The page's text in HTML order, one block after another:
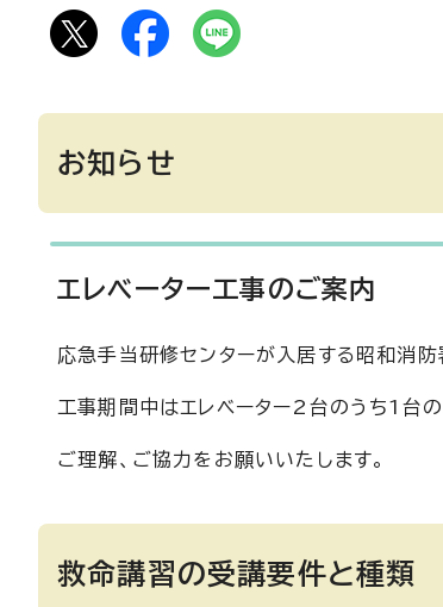
お知らせ
エレベーター工事のご案内
応急手当研修センターが入居する昭和消
工事期間中はエレベーター2台のうち1台
ご理解、ご協力をお願いいたします。
救命講習の受講要件と種類